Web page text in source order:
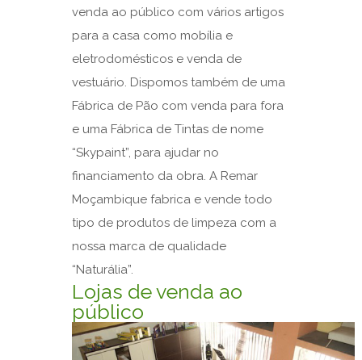
venda ao público com vários artigos
para a casa como mobília e
eletrodomésticos e venda de
vestuário. Dispomos também de uma
Fábrica de Pão com venda para fora
e uma Fábrica de Tintas de nome
“Skypaint”, para ajudar no
financiamento da obra. A Remar
Moçambique fabrica e vende todo
tipo de produtos de limpeza com a
nossa marca de qualidade
“Naturália”.
Lojas de venda ao
público